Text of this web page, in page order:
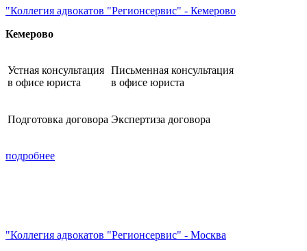
"Коллегия адвокатов "Регионсервис" - Кемерово
Кемерово
Устная консультация
в офисе юриста
Письменная консультация
в офисе юриста
Подготовка договора Экспертиза договора
подробнее
"Коллегия адвокатов "Регионсервис" - Москва